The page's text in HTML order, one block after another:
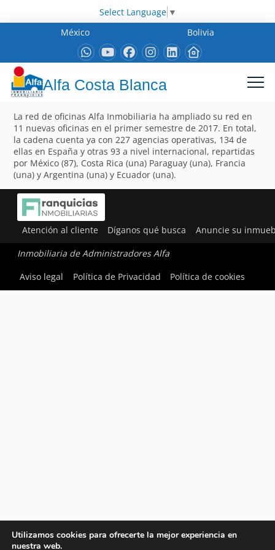
Select Language ▼
México
Bolivia
Alfa Costa Blanca
La red de oficinas Alfa Inmobiliaria ha ampliado su red en
11 nuevas oficinas en el primer semestre de 2017. En total,
la cadena cuenta ya con 227 agencias operativas, 134 de
ellas en España y otras 93 a nivel internacional, repartidas
por México (87), Costa Rica (una) Paraguay (una), Francia
(una) y Argentina (una) y Ecuador (una).
Atención al cliente Díganos qué busca Anuncie su
Inmobiliaria de Administradores Alfa
Aviso legal
Política de Privacidad Política de cookies
Utilizamos cookies para ofrecerte la mejor experiencia en
nuestra web.